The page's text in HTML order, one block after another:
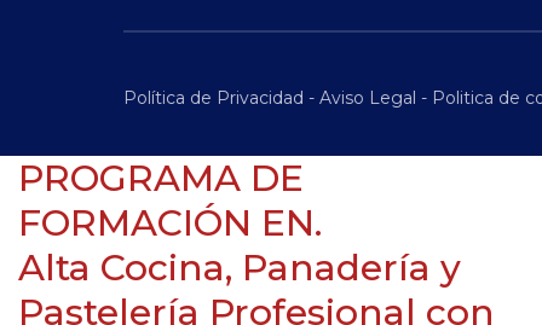
Política de Privacidad - Aviso Legal - Politica de
PROGRAMA DE
FORMACIÓN EN.
Alta Cocina, Panadería y
Pastelería Profesional con